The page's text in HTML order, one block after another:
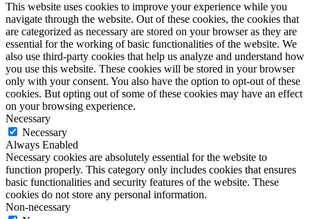
This website uses cookies to improve your experience while you
navigate through the website. Out of these cookies, the cookies that
are categorized as necessary are stored on your browser as they are
essential for the working of basic functionalities of the website. We
also use third-party cookies that help us analyze and understand how
you use this website. These cookies will be stored in your browser
only with your consent. You also have the option to opt-out of these
cookies. But opting out of some of these cookies may have an effect
on your browsing experience.
Necessary
Necessary
Always Enabled
Necessary cookies are absolutely essential for the website to
function properly. This category only includes cookies that ensures
basic functionalities and security features of the website. These
cookies do not store any personal information.
Non-necessary